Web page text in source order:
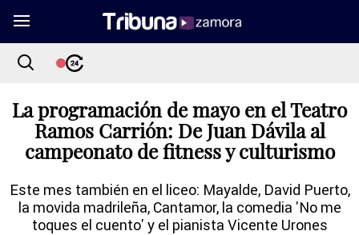
La programación de mayo en el Teatro
Ramos Carrión: De Juan Dávila al
campeonato de fitness y culturismo
Este mes también en el liceo: Mayalde, David Puerto,
la movida madrileña, Cantamor, la comedia 'No me
toques el cuento' y el pianista Vicente Urones